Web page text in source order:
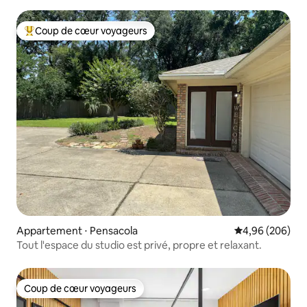
Coups de cœur voyageurs les plus appréciés
Coup de cœur voyageurs
Appartement ⋅ Pensacola Évaluation
4,96 (206)
Tout l'espace du studio est privé, propre et relaxant.
Coup de cœur voyageurs
Coup de cœur voyageurs